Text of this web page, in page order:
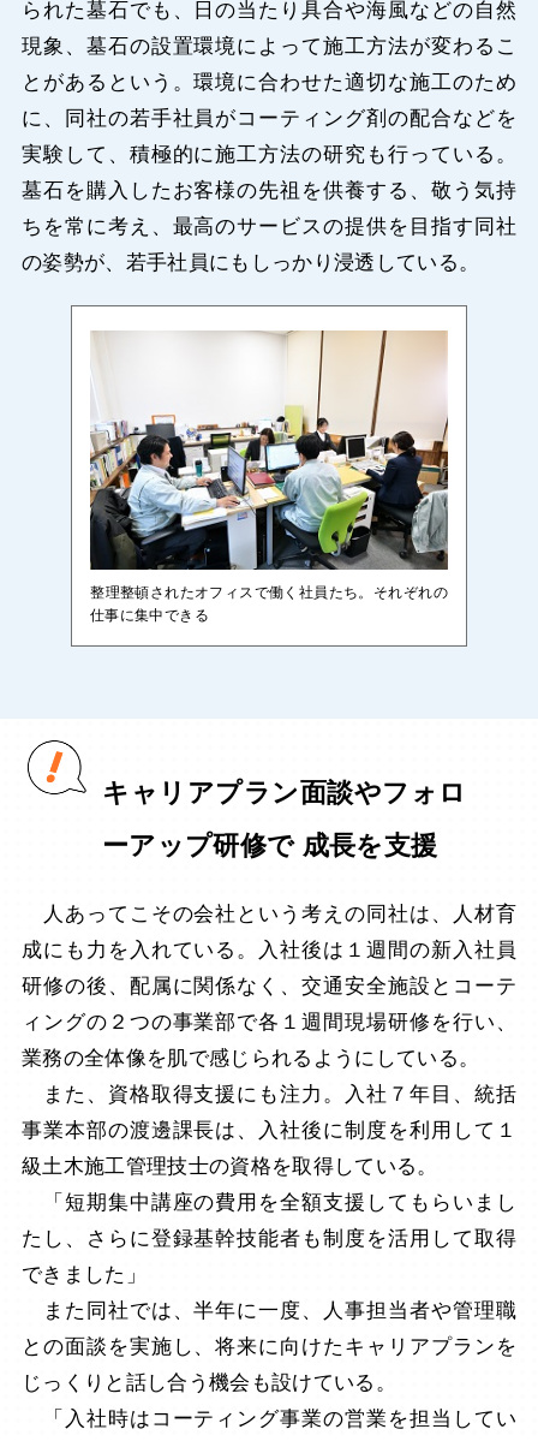
られた墓石でも、日の当たり具合や海風などの自然
現象、墓石の設置環境によって施工方法が変わるこ
とがあるという。環境に合わせた適切な施工のため
に、同社の若手社員がコーティング剤の配合などを
実験して、積極的に施工方法の研究も行っている。
墓石を購入したお客様の先祖を供養する、敬う気持
ちを常に考え、最高のサービスの提供を目指す同社
の姿勢が、若手社員にもしっかり浸透している。
整理整頓されたオフィスで働く社員たち。それぞれの
仕事に集中できる
キャリアプラン面談やフォロ
ーアップ研修で 成長を支援
人あってこその会社という考えの同社は、人材育
成にも力を入れている。入社後は１週間の新入社員
研修の後、配属に関係なく、交通安全施設とコーテ
ィングの２つの事業部で各１週間現場研修を行い、
業務の全体像を肌で感じられるようにしている。
また、資格取得支援にも注力。入社７年目、統括
事業本部の渡邊課長は、入社後に制度を利用して１
級土木施工管理技士の資格を取得している。
「短期集中講座の費用を全額支援してもらいまし
たし、さらに登録基幹技能者も制度を活用して取得
できました」
また同社では、半年に一度、人事担当者や管理職
との面談を実施し、将来に向けたキャリアプランを
じっくりと話し合う機会も設けている。
「入社時はコーティング事業の営業を担当してい